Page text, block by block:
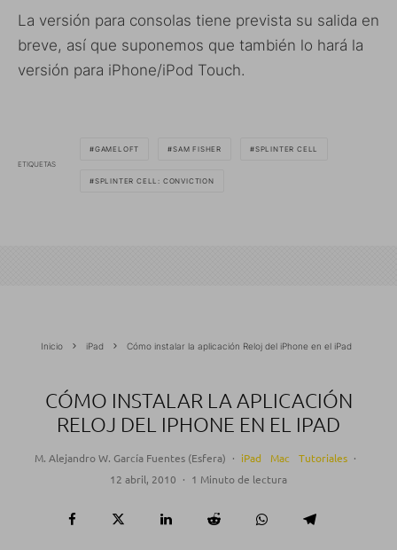
La versión para consolas tiene prevista su salida en
breve, así que suponemos que también lo hará la
versión para iPhone/iPod Touch.
ETIQUETAS
GAMELOFT SAM FISHER SPLINTER CELL
SPLINTER CELL: CONVICTION
Inicio iPad Cómo instalar la aplicación Reloj del iPhone en el iPad
CÓMO INSTALAR LA APLICACIÓN
RELOJ DEL IPHONE EN EL IPAD
M. Alejandro W. García Fuentes (Esfera) · iPad Mac Tutoriales ·
12 abril, 2010 · 1 Minuto de lectura